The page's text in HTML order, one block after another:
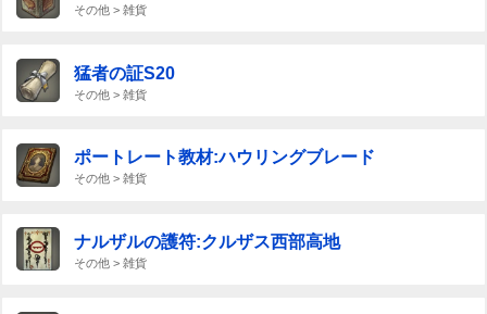
その他 > 雑貨
猛者の証S20
その他 > 雑貨
ポートレート教材:ハウリングブレード
その他 > 雑貨
ナルザルの護符:クルザス西部高地
その他 > 雑貨